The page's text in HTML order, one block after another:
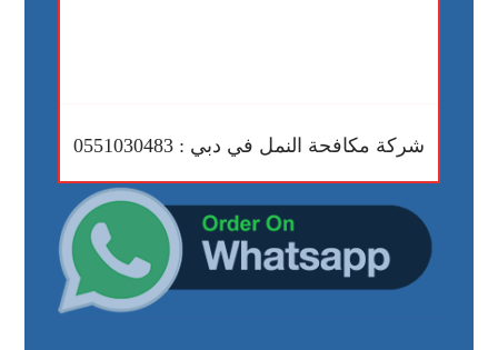
شركة مكافحة النمل في دبي : 0551030483